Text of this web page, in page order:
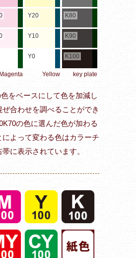
Magenta
Y20
Y10
Y0
Yellow
K80
K90
K100
key plate
をベースにして色を加減し
合わせを調べることができ
の色に選んだ色が加わる
よって変わる色はカラーチ
に表示されています。